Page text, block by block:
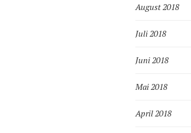
August 2018
Juli 2018
Juni 2018
Mai 2018
April 2018